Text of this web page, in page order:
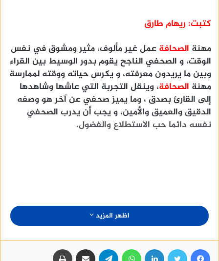
كتبت: ريهام طارق
مهنة الصحافة عمل غير مألوف، مثير ومشوق في نفس
الوقت، و الصحفي الناجح يقوم بدور الوسيط بين القراء
وبين ما يريدون معرفته، و يكرس حياته ووقته لممارسة
مهنة الصحافة، وينقل التجربة التي عاشها وشاهدها
إلى القارئ بصدق ، وما يميز صحفي عن آخر هو وصفه
الدقيق والعميق والأمين، و يجب أن يدرب الصحفي
نفسه دائما حب الاستطلاع والفضول.
منصة وساطة لبيع العقارات مجانا
اظهر المزيد